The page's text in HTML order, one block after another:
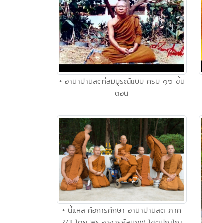
• อานาปานสติที่สมบูรณ์แบบ ครบ ๑๖ ขั้น
ตอน
• นี้แหละคือการศึกษา อานาปานสติ ภาค